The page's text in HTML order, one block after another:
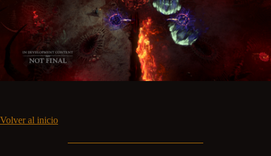
Volver al inicio